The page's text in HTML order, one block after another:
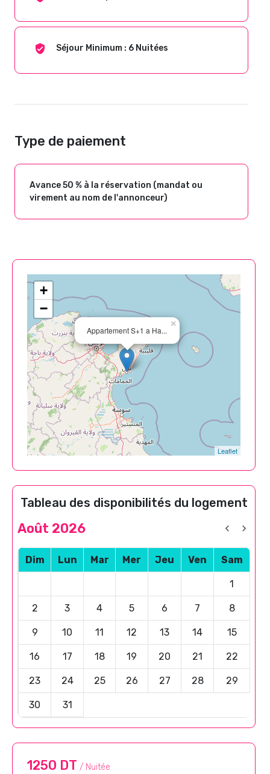
Séjour Minimum : 6 Nuitées
Type de paiement
Avance 50 % à la réservation (mandat ou
virement au nom de l'annonceur)
Appartement S+1 a Ha...
×
+
−
Leaflet
Tableau des disponibilités du logement
Août 2026
Dim Lun Mar Mer Jeu Ven Sam
1
2 3 4 5 6 7 8
9 10 11 12 13 14 15
16 17 18 19 20 21 22
23 24 25 26 27 28 29
30 31
1250 DT / Nuitée